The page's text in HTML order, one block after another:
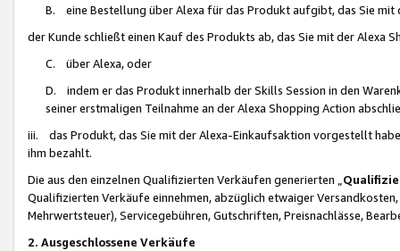
B. eine Bestellung über Alexa für das Produkt aufgibt, das Sie mit
der Kunde schließt einen Kauf des Produkts ab, das Sie mit der Alexa
C. über Alexa, oder
D. indem er das Produkt innerhalb der Skills Session in den
seiner erstmaligen Teilnahme an der Alexa Shopping Action
iii. das Produkt, das Sie mit der Alexa-Einkaufsaktion vorgestellt
ihm bezahlt.
Die aus den einzelnen Qualifizierten Verkäufen generierten „
Qualifizierten Verkäufe einnehmen, abzüglich etwaiger
Mehrwertsteuer), Servicegebühren, Gutschriften, Preisnachlässe,
2. Ausgeschlossene Verkäufe